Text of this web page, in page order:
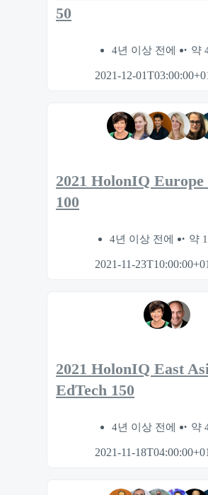
50
4년 이상 전에 약
2021-12-
2021 HolonIQ Europe
100
4년 이상 전에 약
2021-11-
2021 HolonIQ East
EdTech 150
4년 이상 전에 약
2021-11-